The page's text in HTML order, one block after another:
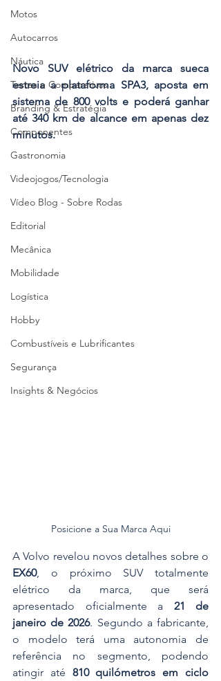
Motos
Autocarros
Náutica
Testes e Comparativos
Branding & Estratégia
Componentes
Gastronomia
Videojogos/Tecnologia
Vídeo Blog - Sobre Rodas
Editorial
Mecânica
Mobilidade
Logística
Hobby
Combustíveis e Lubrificantes
Segurança
Insights & Negócios
Novo SUV elétrico da marca sueca
estreia a plataforma SPA3, aposta em
sistema de 800 volts e poderá ganhar
até 340 km de alcance em apenas dez
minutos.
Posicione a Sua Marca Aqui
EX60, o próximo SUV totalmente
elétrico da marca, que será
apresentado oficialmente a 21 de
janeiro de 2026. Segundo a fabricante,
o modelo terá uma autonomia de
referência no segmento, podendo
atingir até 810 quilómetros em ciclo